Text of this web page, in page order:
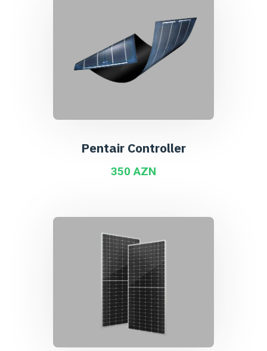
Pentair Controller
350 AZN